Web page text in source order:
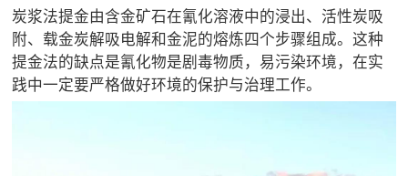
炭浆法提金由含金矿石在氰化溶液中的浸出、活性炭吸
附、载金炭解吸电解和金泥的熔炼四个步骤组成。这种
提金法的缺点是氰化物是剧毒物质，易污染环境，在实
践中一定要严格做好环境的保护与治理工作。